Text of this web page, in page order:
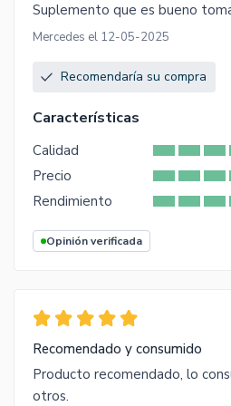
Suplemento que es bueno
Mercedes el 12-05-2025
Recomendaría su compra
Características
Calidad
Precio
Rendimiento
Opinión verificada
Recomendado y consumido
Producto recomendado, lo
otros.